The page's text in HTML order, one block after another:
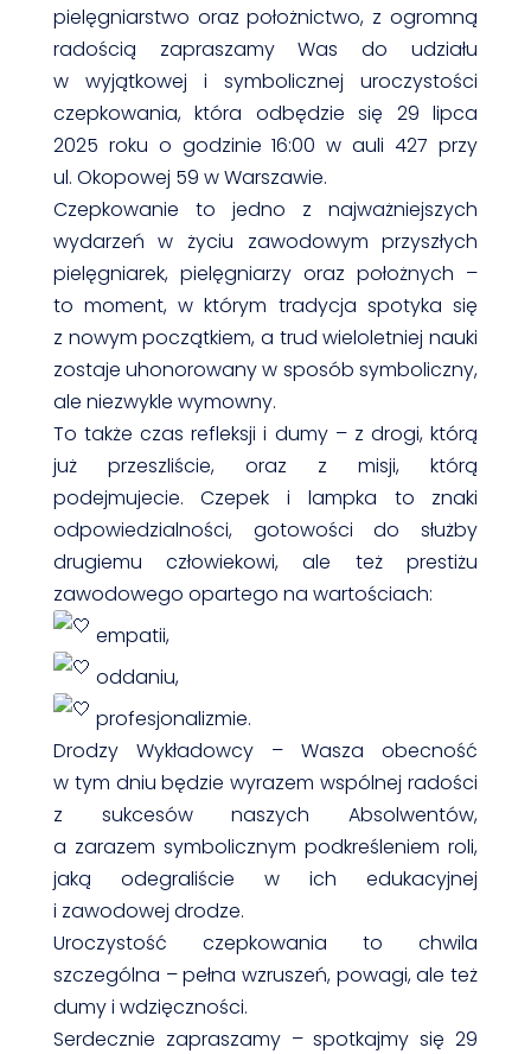
pielęgniarstwo oraz położnictwo, z ogromną
radością zapraszamy Was do udziału
w wyjątkowej i symbolicznej uroczystości
czepkowania, która odbędzie się 29 lipca
2025 roku o godzinie 16:00 w auli 427 przy
ul. Okopowej 59 w Warszawie.
Czepkowanie to jedno z najważniejszych
wydarzeń w życiu zawodowym przyszłych
pielęgniarek, pielęgniarzy oraz położnych –
to moment, w którym tradycja spotyka się
z nowym początkiem, a trud wieloletniej nauki
zostaje uhonorowany w sposób symboliczny,
ale niezwykle wymowny.
To także czas refleksji i dumy – z drogi, którą
już przeszliście, oraz z misji, którą
podejmujecie. Czepek i lampka to znaki
odpowiedzialności, gotowości do służby
drugiemu człowiekowi, ale też prestiżu
zawodowego opartego na wartościach:
empatii,
oddaniu,
profesjonalizmie.
Drodzy Wykładowcy – Wasza obecność
w tym dniu będzie wyrazem wspólnej radości
z sukcesów naszych Absolwentów,
a zarazem symbolicznym podkreśleniem roli,
jaką odegraliście w ich edukacyjnej
i zawodowej drodze.
Uroczystość czepkowania to chwila
szczególna – pełna wzruszeń, powagi, ale też
dumy i wdzięczności.
Serdecznie zapraszamy – spotkajmy się 29